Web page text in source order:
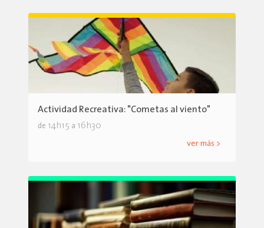
Actividad Recreativa: "Cometas al viento"
de 14h15 a 16h30
ver más >